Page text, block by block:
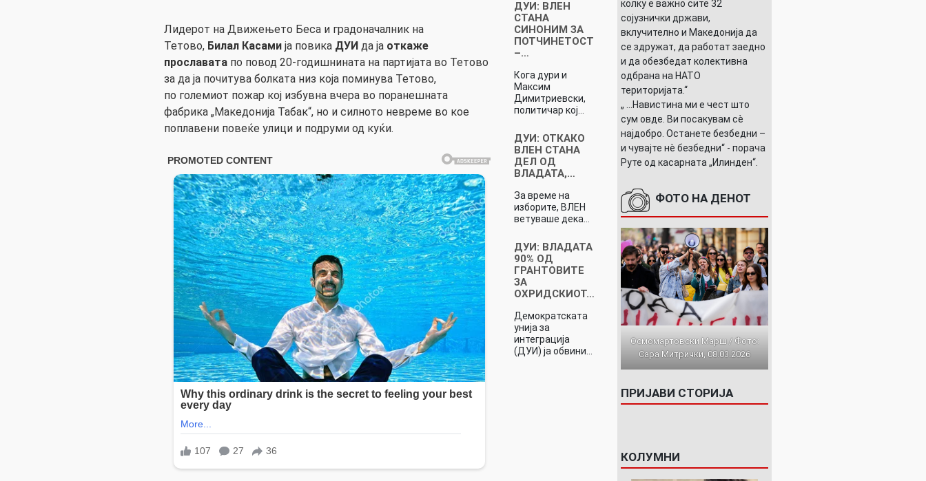
Лидерот на Движењето Беса и градоначалник на
Тетово, Билал Касами ја повика ДУИ да ја откаже
прославата по повод 20-годишнината на партијата во Тетово
за да ја почитува болката низ која поминува Тетово,
по големиот пожар кој избувна вчера во поранешната
фабрика „Македонија Табак“, но и силното невреме во кое
поплавени повеќе улици и подруми од куќи.
ДУИ: ВЛЕН
СТАНА
СИНОНИМ ЗА
ПОТЧИНЕТОСТ
–…
Кога дури и
Максим
Димитриевски,
политичар кој…
ДУИ: ОТКАКО
ВЛЕН СТАНА
ДЕЛ ОД
ВЛАДАТА,…
За време на
изборите, ВЛЕН
ветуваше дека…
ДУИ: ВЛАДАТА
90% ОД
ГРАНТОВИТЕ
ЗА
ОХРИДСКИОТ…
Демократската
унија за
интеграција
(ДУИ) ја обвини…
колку е важно сите 32
сојузнички држави,
вклучително и Македонија да
се здружат, да работат заедно
и да обезбедат колективна
одбрана на НАТО
територијата.“
„ ...Навистина ми е чест што
сум овде. Ви посакувам сè
најдобро. Останете безбедни –
и чувајте нè безбедни“ - порача
Руте од касарната „Илинден“.
ФОТО НА ДЕНОТ
Осмомартовски Марш / Фото:
Сара Митрички, 08.03.2026
ПРИЈАВИ СТОРИЈА
КОЛУМНИ